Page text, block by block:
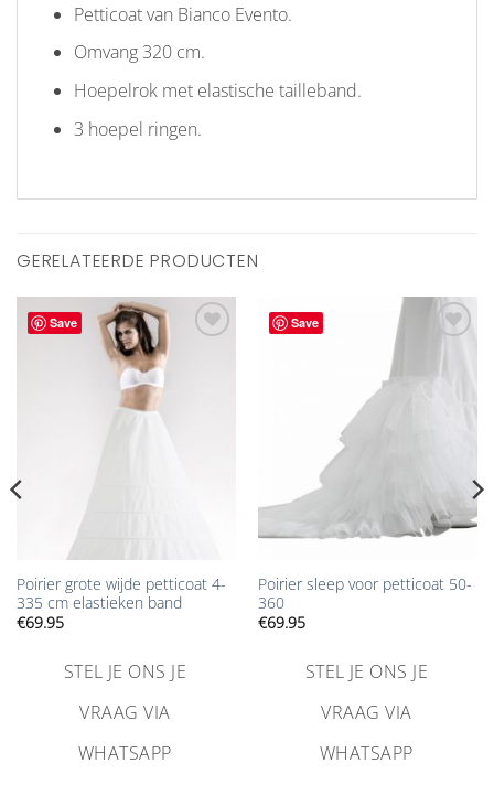
Petticoat van Bianco Evento.
Omvang 320 cm.
Hoepelrok met elastische tailleband.
3 hoepel ringen.
GERELATEERDE PRODUCTEN
Save
verlanglijst
Poirier grote wijde petticoat 4-
335 cm elastieken band
€69.95
STEL JE ONS JE
VRAAG VIA
WHATSAPP
Save
Poirier sleep voor petticoat 50-
360
€69.95
STEL JE ONS JE
VRAAG VIA
WHATSAPP